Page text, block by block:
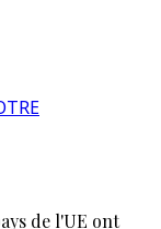
de l'UE ont